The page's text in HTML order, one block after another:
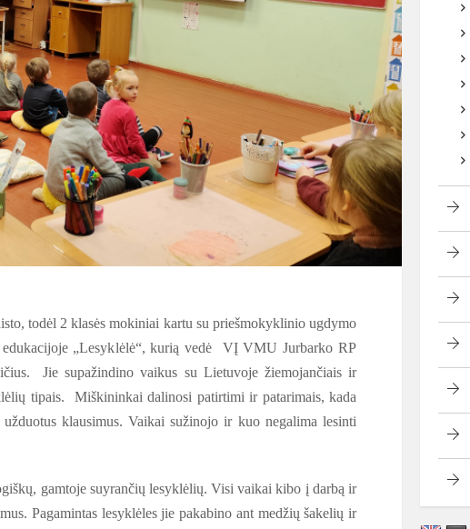
todėl 2 klasės mokiniai kartu su priešmokyklinio ugdymo
edukacijoje „Lesyklėlė“, kurią vedė VĮ VMU Jurbarko RP
Jie supažindino vaikus su Lietuvoje žiemojančiais ir
tipais. Miškininkai dalinosi patirtimi ir patarimais, kada
klausimus. Vaikai sužinojo ir kuo negalima lesinti
gamtoje suyrančių lesyklėlių. Visi vaikai kibo į darbą ir
Pagamintas lesyklėles jie pakabino ant medžių šakelių ir